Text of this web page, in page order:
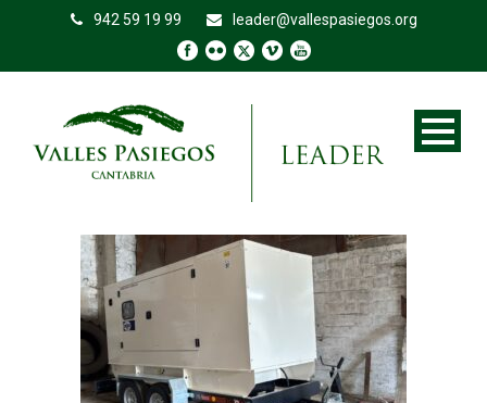
942 59 19 99 leader@vallespasiegos.org